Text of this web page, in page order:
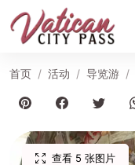
首页 活动 导览游
查看 5 张图片